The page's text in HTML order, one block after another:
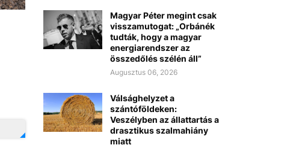
Magyar Péter megint csak
visszamutogat: „Orbánék
tudták, hogy a magyar
energiarendszer az
összedőlés szélén áll”
Augusztus 06, 2026
Válsághelyzet a
szántóföldeken:
Veszélyben az állattartás a
drasztikus szalmahiány
miatt